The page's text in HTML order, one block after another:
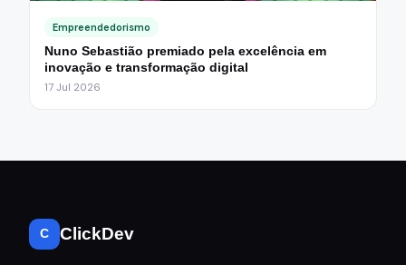
Empreendedorismo
Nuno Sebastião premiado pela excelência em
inovação e transformação digital
17 Jul 2026
C ClickDev